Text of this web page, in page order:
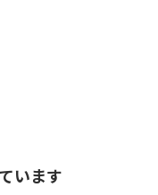
います